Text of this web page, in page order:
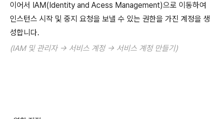
이어서 IAM(Identity and Acess Management)으로 이동하여
인스턴스 시작 및 중지 요청을 보낼 수 있는 권한을 가진 계정을 생
성합니다.
(IAM 및 관리자 -> 서비스 계정 -> 서비스 계정 만들기)